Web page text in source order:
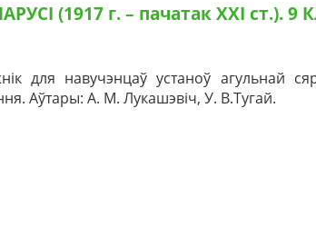
(1917 г. – пачатак ХХІ ст.). 9
навучэнцаў устаноў агульнай
Аўтары: А. М. Лукашэвіч, У. В.Тугай.